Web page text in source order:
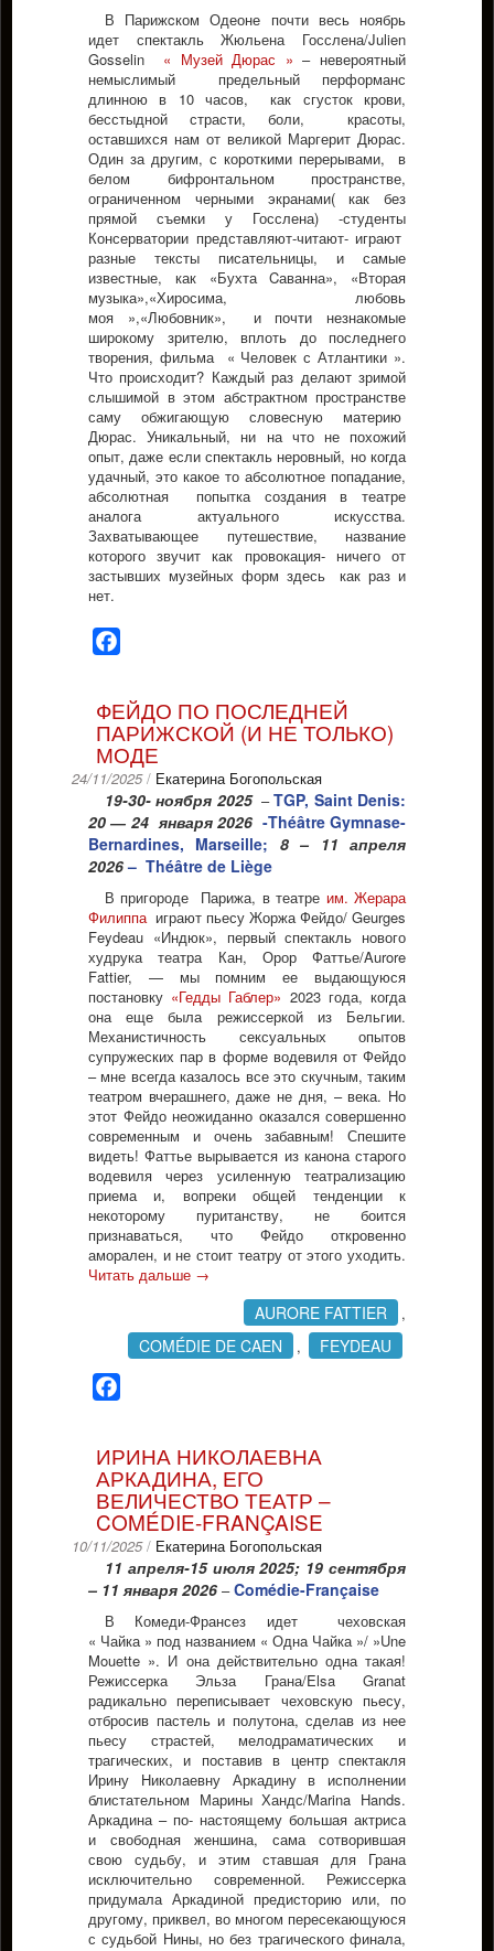
В Парижcком Одеоне почти весь ноябрь
идет спектакль Жюльена Госслена/Julien
Gosselin « Музей Дюрас » – невероятный
немыслимый предельный перформанс
длинною в 10 часов, как сгусток крови,
бесстыдной страсти, боли, красоты,
оставшихся нам от великой Маргерит Дюрас.
Один за другим, с короткими перерывами, в
белом бифронтальном пространстве,
ограниченном черными экранами( как без
прямой съемки у Госслена) -студенты
Консерватории представляют-читают- играют
разные тексты писательницы, и самые
известные, как «Бухта Cаванна», «Вторая
музыка»,«Хиросима, любовь
моя »,«Любовник», и почти незнакомые
широкому зрителю, вплоть до последнего
творения, фильма « Человек с Атлантики ».
Что происходит? Каждый раз делают зримой
слышимой в этом абстрактном пространстве
саму обжигающую словесную материю
Дюрас. Уникальный, ни на что не похожий
опыт, даже если спектакль неровный, но когда
удачный, это какое то абсолютное попадание,
абсолютная попытка создания в театре
аналога актуального искусства.
Захватывающее путешествие, название
которого звучит как провокация- ничего от
застывших музейных форм здесь как раз и
нет.
ФЕЙДО ПО ПОСЛЕДНЕЙ
ПАРИЖСКОЙ (И НЕ ТОЛЬКО)
МОДЕ
24/11/2025 / Екатерина Богопольская
19-30- ноября 2025–TGP, Saint Denis:
20 ― 24 января 2026-Théâtre Gymnase-
Bernardines, Marseille; 8 – 11 апреля
2026– Théâtre de Liège
В пригороде Парижа, в театре им. Жерара
Филиппа играют пьесу Жоржа Фейдо/ Geurges
Feydeau «Индюк», первый спектакль нового
худрука театра Кан, Орор Фаттье/Aurore
Fattier, — мы помним ее выдающуюся
постановку «Гедды Габлер» 2023 года, когда
она еще была режиссеркой из Бельгии.
Механистичность сексуальных опытов
супружеских пар в форме водевиля от Фейдо
– мне всегда казалось все это скучным, таким
театром вчерашнего, даже не дня, – века. Но
этот Фейдо неожиданно оказался совершенно
современным и очень забавным! Спешите
видеть! Фаттье вырывается из канона старого
водевиля через усиленную театрализацию
приема и, вопреки общей тенденции к
некоторому пуританству, не боится
признаваться, что Фейдо откровенно
аморален, и не стоит театру от этого уходить.
Читать дальше →
AURORE FATTIER ,
COMÉDIE DE CAEN , FEYDEAU
ИРИНА НИКОЛАЕВНА
АРКАДИНА, ЕГО
ВЕЛИЧЕСТВО ТЕАТР –
COMÉDIE-FRANÇAISE
10/11/2025 / Екатерина Богопольская
11 апреля-15 июля 2025; 19 сентября
– 11 января 2026 –Comédie-Française
В Комеди-Франсез идет чеховская
« Чайка » под названием « Одна Чайка »/ »Une
Mouette ». И она действительно одна такая!
Режиссерка Эльза Грана/Elsa Granat
радикально переписывает чеховскую пьесу,
отбросив пастель и полутона, сделав из нее
пьесу страстей, мелодраматических и
трагических, и поставив в центр спектакля
Ирину Николаевну Аркадину в исполнении
блистательном Марины Хандс/Marina Hands.
Аркадина – по- настоящему большая актриса
и свободная женшина, сама сотворившая
свою судьбу, и этим ставшая для Грана
исключительно современной. Режиссерка
придумала Аркадиной предисторию или, по
другому, приквел, во многом пересекающуюся
с судьбой Нины, но без трагического финала,